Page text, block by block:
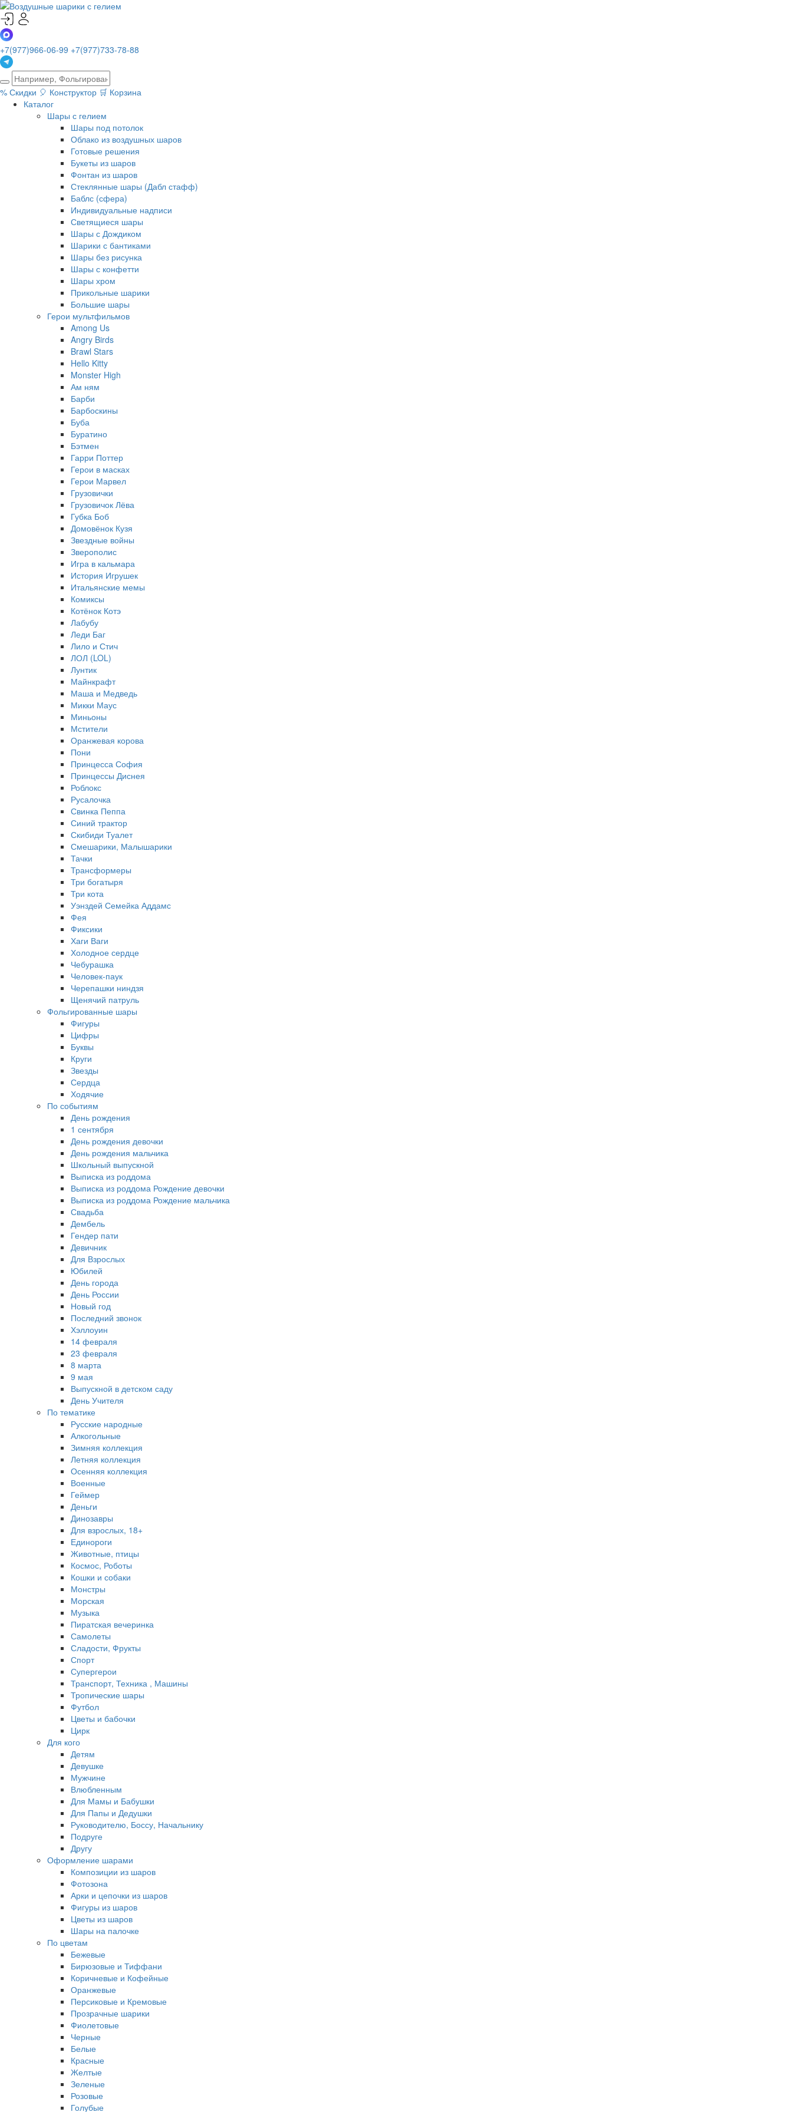
+7(977)966-06-99 +7(977)733-78-88
% Скидки 🎈 Конструктор 🛒 Корзина
Каталог
Шары с гелием
Шары под потолок
Облако из воздушных шаров
Готовые решения
Букеты из шаров
Фонтан из шаров
Стеклянные шары (Дабл стафф)
Баблс (сфера)
Индивидуальные надписи
Светящиеся шары
Шары с Дождиком
Шарики с бантиками
Шары без рисунка
Шары с конфетти
Шары хром
Прикольные шарики
Большие шары
Герои мультфильмов
Among Us
Angry Birds
Brawl Stars
Hello Kitty
Monster High
Ам ням
Барби
Барбоскины
Буба
Буратино
Бэтмен
Гарри Поттер
Герои в масках
Герои Марвел
Грузовички
Грузовичок Лёва
Губка Боб
Домовёнок Кузя
Звездные войны
Зверополис
Игра в кальмара
История Игрушек
Итальянские мемы
Комиксы
Котёнок Котэ
Лабубу
Леди Баг
Лило и Стич
ЛОЛ (LOL)
Лунтик
Майнкрафт
Маша и Медведь
Микки Маус
Миньоны
Мстители
Оранжевая корова
Пони
Принцесса София
Принцессы Диснея
Роблокс
Русалочка
Свинка Пеппа
Синий трактор
Скибиди Туалет
Смешарики, Малышарики
Тачки
Трансформеры
Три богатыря
Три кота
Уэнздей Семейка Аддамс
Фея
Фиксики
Хаги Ваги
Холодное сердце
Чебурашка
Человек-паук
Черепашки ниндзя
Щенячий патруль
Фольгированные шары
Фигуры
Цифры
Буквы
Круги
Звезды
Сердца
Ходячие
По событиям
День рождения
1 сентября
День рождения девочки
День рождения мальчика
Школьный выпускной
Выписка из роддома
Выписка из роддома Рождение девочки
Выписка из роддома Рождение мальчика
Свадьба
Дембель
Гендер пати
Девичник
Для Взрослых
Юбилей
День города
День России
Новый год
Последний звонок
Хэллоуин
14 февраля
23 февраля
8 марта
9 мая
Выпускной в детском саду
День Учителя
По тематике
Русские народные
Алкогольные
Зимняя коллекция
Летняя коллекция
Осенняя коллекция
Военные
Геймер
Деньги
Динозавры
Для взрослых, 18+
Единороги
Животные, птицы
Космос, Роботы
Кошки и собаки
Монстры
Морская
Музыка
Пиратская вечеринка
Самолеты
Сладости, Фрукты
Спорт
Супергерои
Транспорт, Техника , Машины
Тропические шары
Футбол
Цветы и бабочки
Цирк
Для кого
Детям
Девушке
Мужчине
Влюбленным
Для Мамы и Бабушки
Для Папы и Дедушки
Руководителю, Боссу, Начальнику
Подруге
Другу
Оформление шарами
Композиции из шаров
Фотозона
Арки и цепочки из шаров
Фигуры из шаров
Цветы из шаров
Шары на палочке
По цветам
Бежевые
Бирюзовые и Тиффани
Коричневые и Кофейные
Оранжевые
Персиковые и Кремовые
Прозрачные шарики
Фиолетовые
Черные
Белые
Красные
Желтые
Зеленые
Розовые
Голубые